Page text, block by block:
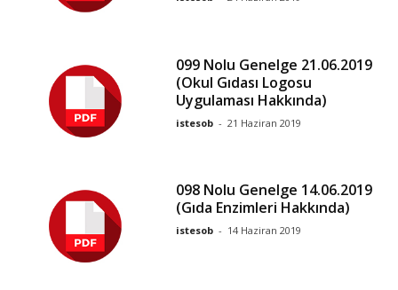
099 Nolu Genelge 21.06.2019
(Okul Gıdası Logosu
Uygulaması Hakkında)
istesob - 21 Haziran 2019
098 Nolu Genelge 14.06.2019
(Gıda Enzimleri Hakkında)
istesob - 14 Haziran 2019